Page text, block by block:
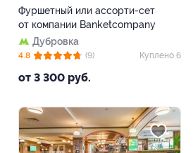
Фуршетный или ассорти-сет
от компании Banketcompany
Дубровка
от 3 300 руб.
4.8 (9) Куплено 6